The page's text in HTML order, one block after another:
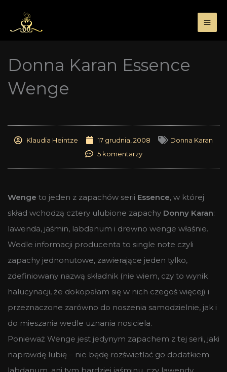
treści
Donna Karan Essence
Wenge
Klaudia Heintze 17 grudnia, 2008
Donna Karan
5 komentarzy
Wenge to jeden z zapachów serii Essence, w której
skład wchodzą cztery ulubione zapachy Donny Karan:
lawenda, jaśmin, labdanum i drewno wenge właśnie.
Wedle informacji producenta to single note czyli
zapachy jednonutowe, zawierające jeden tylko,
zdefiniowany nazwą składnik (nie wiem, czy to wynik
halucynacji, że dokopałam się w nich czegoś więcej) i
przeznaczone zarówno do noszenia samodzielnie, jak i
do mieszania wedle uznania nosiciela.
Ponieważ Wenge jest jedynym zapachem z tej serii, jaki
naprawdę lubię – nie będę rozświetlać go dodatkiem
labdanum, ani tym bardziej jaśminu, czy lawendy.